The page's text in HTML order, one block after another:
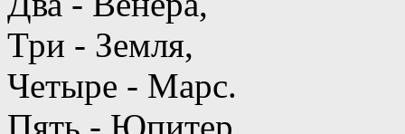
Три - Земля,
Четыре - Марс.
Пять - Юпитер,